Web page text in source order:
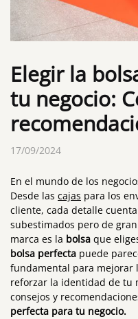
Elegir la
tu negocio:
17/09/2024
En el mundo de los
Desde las cajas para los
cliente, cada detalle
subestimados pero de
marca es la bolsa que
bolsa perfecta puede
fundamental para mejorar
reforzar la identidad de tu
consejos y
perfecta para tu negocio.